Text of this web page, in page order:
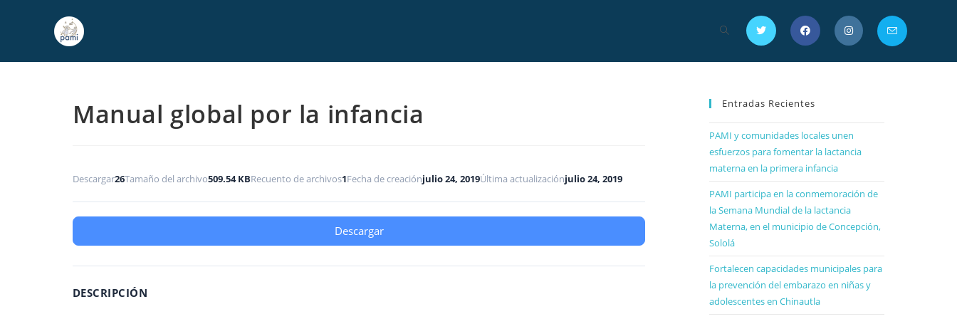
Manual global por la infancia
Descargar26Tamaño del archivo509.54 KBRecuento de archivos1Fecha de creaciónjulio 24, 2019Última actualizaciónjulio 24, 2019
Descargar
DESCRIPCIÓN
Entradas Recientes
PAMI y comunidades locales unen
esfuerzos para fomentar la lactancia
materna en la primera infancia
PAMI participa en la conmemoración de
la Semana Mundial de la lactancia
Materna, en el municipio de Concepción,
Sololá
Fortalecen capacidades municipales para
la prevención del embarazo en niñas y
adolescentes en Chinautla